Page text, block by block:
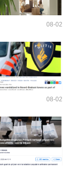
08-02
08-02